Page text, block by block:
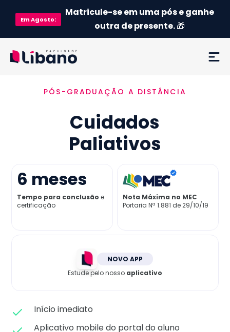
EmAgosto:
Matricule-se em uma pós e ganhe
outra de presente.🎁
Ementa
Como funciona
Credenciamento MEC
Preço
Já sou aluno
PÓS-GRADUAÇÃO A DISTÂNCIA
Cuidados
Paliativos
6 meses
Tempo para conclusão e
certificação
Nota Máxima no MEC
Portaria Nª 1.881 de 29/10/19
NOVO APP
Estude pelo nosso aplicativo
Início imediato
Aplicativo mobile do portal do aluno